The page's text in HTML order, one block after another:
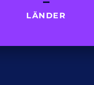
LÄNDER